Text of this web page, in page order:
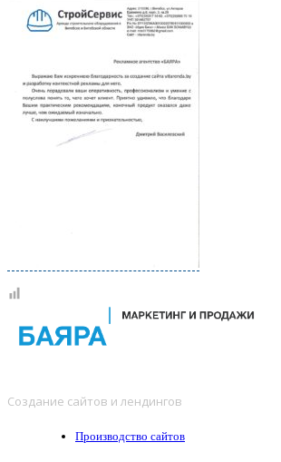
Создание сайтов и лендингов
Производство сайтов